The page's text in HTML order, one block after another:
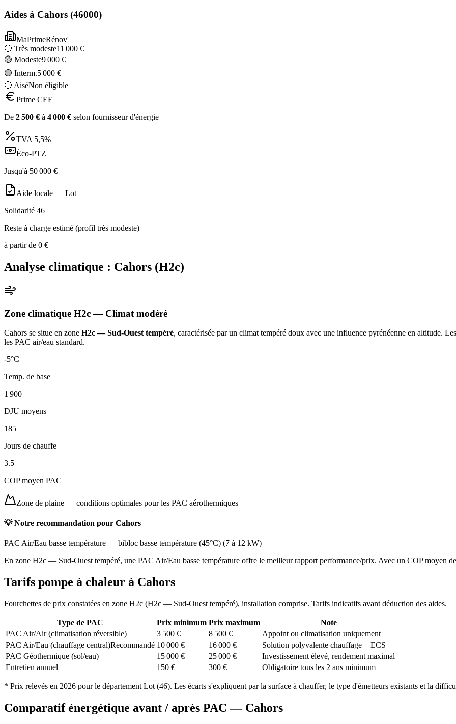
Aides à Cahors (46000)
MaPrimeRénov'
🔵 Très modeste11 000 €
🟡 Modeste9 000 €
🟣 Interm.5 000 €
🔴 AiséNon éligible
Prime CEE
De 2 500 € à 4 000 € selon fournisseur d'énergie
TVA 5,5%
Éco-PTZ
Jusqu'à 50 000 €
Aide locale — Lot
Solidarité 46
Reste à charge estimé (profil très modeste)
à partir de 0 €
Analyse climatique : Cahors (H2c)
Zone climatique H2c— Climat modéré
Cahors se situe en zone H2c — Sud-Ouest tempéré, caractérisée par un climat tempéré doux avec une influence pyrénéenne en altitude.
les PAC air/eau standard.
-5°C
Temp. de base
1 900
DJU moyens
185
Jours de chauffe
3.5
COP moyen PAC
Zone de plaine — conditions optimales pour les PAC aérothermiques
💡 Notre recommandation pour Cahors
PAC Air/Eau basse température — bibloc basse température (45°C) (7 à 12 kW)
En zone H2c — Sud-Ouest tempéré, une PAC Air/Eau basse température offre le meilleur rapport performance/prix. Avec un COP moyen
Tarifs pompe à chaleur à Cahors
Fourchettes de prix constatées en zone H2c (H2c — Sud-Ouest tempéré), installation comprise. Tarifs indicatifs avant déduction des aides.
Type de PAC Prix minimum Prix maximum
Note
PAC Air/Air (climatisation réversible)
3 500 € 8 500 €
Appoint ou climatisation uniquement
PAC Air/Eau (chauffage central)Recommandé 10 000 € 16 000 €
Solution polyvalente chauffage + ECS
PAC Géothermique (sol/eau)
15 000 € 25 000 €
Investissement élevé, rendement maximal
Entretien annuel
150 € 300 € Obligatoire tous les 2 ans minimum
* Prix relevés en 2026 pour le département Lot (46). Les écarts s'expliquent par la surface à chauffer, le type d'émetteurs existants et la
Comparatif énergétique avant / après PAC — Cahors